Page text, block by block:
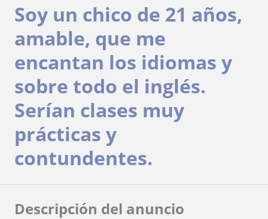
Soy un chico de 21 años,
amable, que me
encantan los idiomas y
sobre todo el inglés.
Serían clases muy
prácticas y
contundentes.
Descripción del anuncio